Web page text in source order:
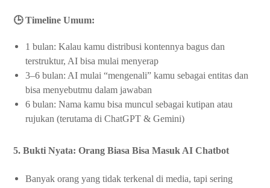
🕒 Timeline Umum:
1 bulan: Kalau kamu distribusi kontennya bagus dan
terstruktur, AI bisa mulai menyerap
3–6 bulan: AI mulai “mengenali” kamu sebagai entitas dan
bisa menyebutmu dalam jawaban
6 bulan: Nama kamu bisa muncul sebagai kutipan atau
rujukan (terutama di ChatGPT & Gemini)
5. Bukti Nyata: Orang Biasa Bisa Masuk AI Chatbot
Banyak orang yang tidak terkenal di media, tapi sering